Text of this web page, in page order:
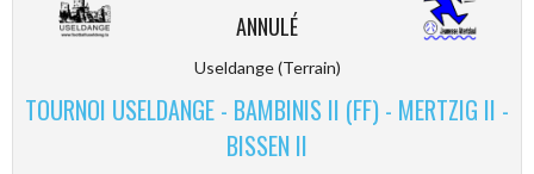
ANNULÉ
Useldange (Terrain)
TOURNOI USELDANGE - BAMBINIS II (FF) - MERTZIG II -
BISSEN II